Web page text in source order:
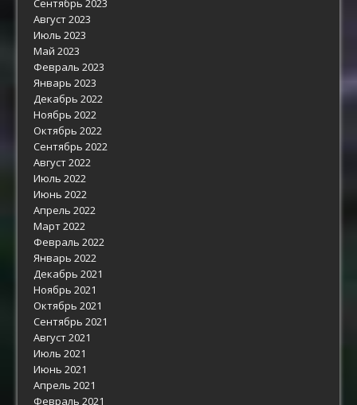
Август 2023
Июль 2023
Май 2023
Февраль 2023
Январь 2023
Декабрь 2022
Ноябрь 2022
Октябрь 2022
Сентябрь 2022
Август 2022
Июль 2022
Июнь 2022
Апрель 2022
Март 2022
Февраль 2022
Январь 2022
Декабрь 2021
Ноябрь 2021
Октябрь 2021
Сентябрь 2021
Август 2021
Июль 2021
Июнь 2021
Апрель 2021
Февраль 2021